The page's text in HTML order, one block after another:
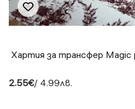
Хартия за трансфер Magic
2.55€/ 4.99лв.